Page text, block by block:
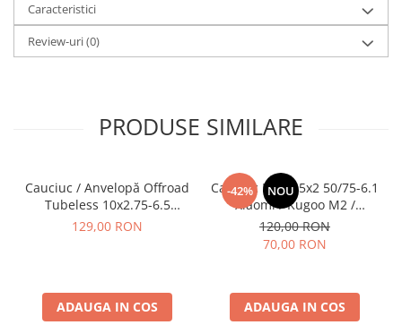
Caracteristici
Review-uri(0)
PRODUSE SIMILARE
Cauciuc / Anvelopă Offroad
Tubeless 10x2.75-6.5
KuKirin G2/G2 Master 2025
129,00 RON
ADAUGA IN COS
-42% NOU
Cauciuc Plin 8.5x2 50/75-6.1
Xiaomi / Kugoo M2 /
Ducati/Evergreen/Motus/
120,00 RON
70,00 RON
ADAUGA IN COS